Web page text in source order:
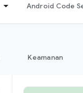
Android Code
Keamanan